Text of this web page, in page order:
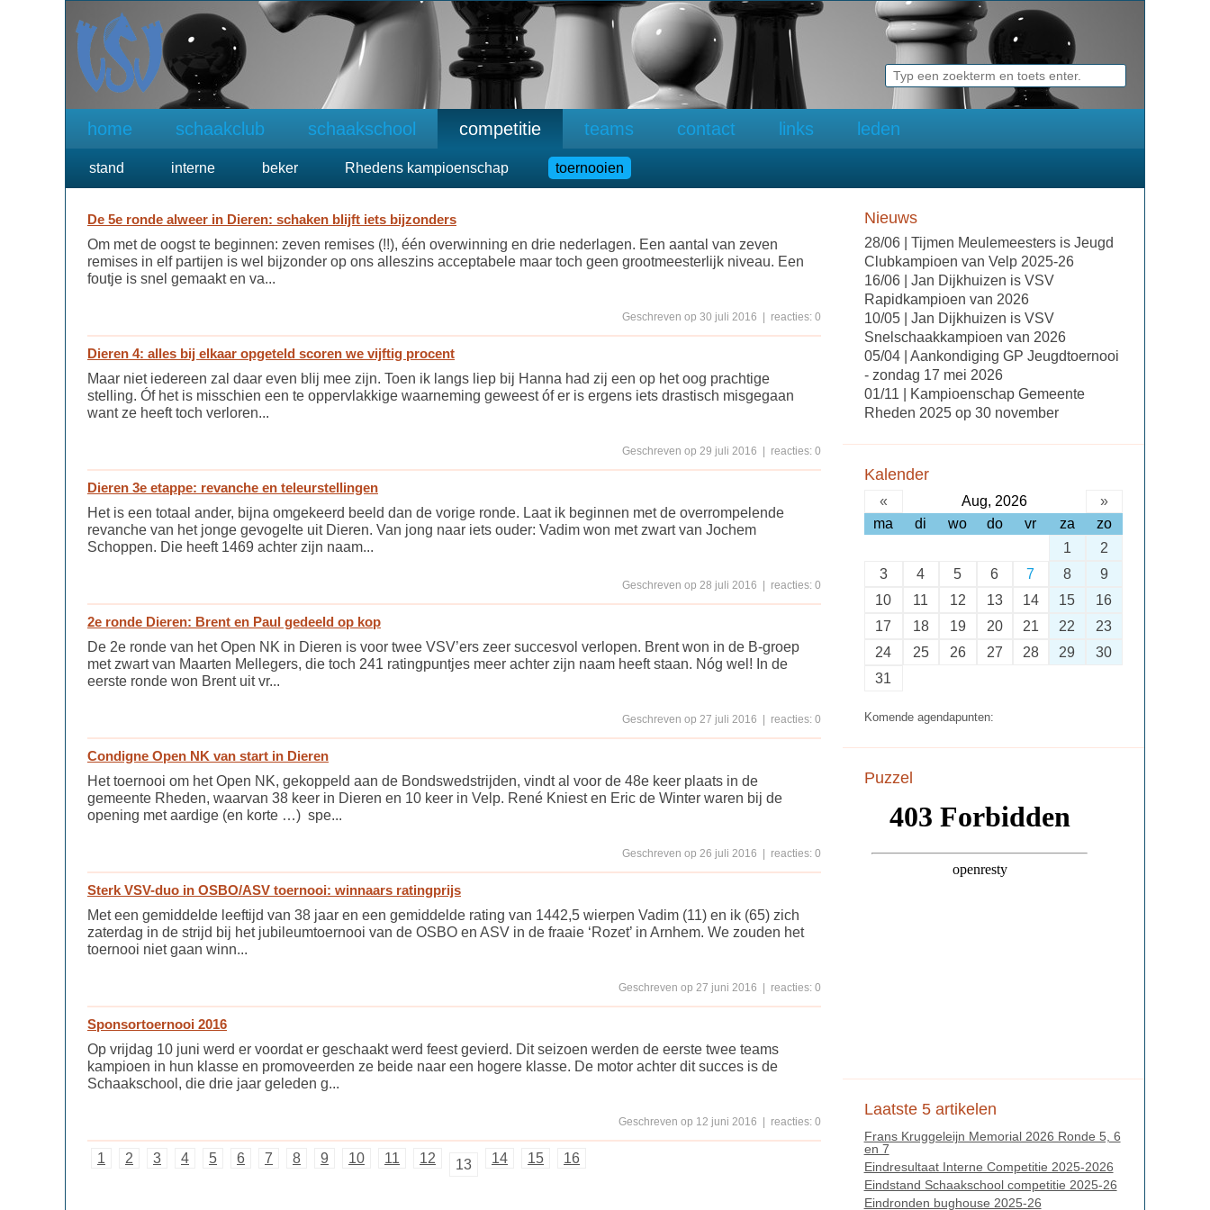
home schaakclub schaakschool competitie teams contact links leden
stand interne beker Rhedens kampioenschap toernooien
De 5e ronde alweer in Dieren: schaken blijft iets bijzonders
Om met de oogst te beginnen: zeven remises (!!), één overwinning en drie nederlagen. Een aantal van zeven
remises in elf partijen is wel bijzonder op ons alleszins acceptabele maar toch geen grootmeesterlijk niveau. Een
foutje is snel gemaakt en va...
Geschreven op 30 juli 2016 | reacties: 0
Dieren 4: alles bij elkaar opgeteld scoren we vijftig procent
Maar niet iedereen zal daar even blij mee zijn. Toen ik langs liep bij Hanna had zij een op het oog prachtige
stelling. Óf het is misschien een te oppervlakkige waarneming geweest óf er is ergens iets drastisch misgegaan
want ze heeft toch verloren...
Geschreven op 29 juli 2016 | reacties: 0
Dieren 3e etappe: revanche en teleurstellingen
Het is een totaal ander, bijna omgekeerd beeld dan de vorige ronde. Laat ik beginnen met de overrompelende
revanche van het jonge gevogelte uit Dieren. Van jong naar iets ouder: Vadim won met zwart van Jochem
Schoppen. Die heeft 1469 achter zijn naam...
Geschreven op 28 juli 2016 | reacties: 0
2e ronde Dieren: Brent en Paul gedeeld op kop
De 2e ronde van het Open NK in Dieren is voor twee VSV’ers zeer succesvol verlopen. Brent won in de B-groep
met zwart van Maarten Mellegers, die toch 241 ratingpuntjes meer achter zijn naam heeft staan. Nóg wel! In de
eerste ronde won Brent uit vr...
Geschreven op 27 juli 2016 | reacties: 0
Condigne Open NK van start in Dieren
Het toernooi om het Open NK, gekoppeld aan de Bondswedstrijden, vindt al voor de 48e keer plaats in de
gemeente Rheden, waarvan 38 keer in Dieren en 10 keer in Velp. René Kniest en Eric de Winter waren bij de
opening met aardige (en korte …) spe...
Geschreven op 26 juli 2016 | reacties: 0
Sterk VSV-duo in OSBO/ASV toernooi: winnaars ratingprijs
Met een gemiddelde leeftijd van 38 jaar en een gemiddelde rating van 1442,5 wierpen Vadim (11) en ik (65) zich
zaterdag in de strijd bij het jubileumtoernooi van de OSBO en ASV in de fraaie ‘Rozet’ in Arnhem. We zouden het
toernooi niet gaan winn...
Geschreven op 27 juni 2016 | reacties: 0
Sponsortoernooi 2016
Op vrijdag 10 juni werd er voordat er geschaakt werd feest gevierd. Dit seizoen werden de eerste twee teams
kampioen in hun klasse en promoveerden ze beide naar een hogere klasse. De motor achter dit succes is de
Schaakschool, die drie jaar geleden g...
Geschreven op 12 juni 2016 | reacties: 0
1 2 3 4 5 6 7 8 9 10 11 12 13 14 15 16
Nieuws
28/06 | Tijmen Meulemeesters is Jeugd
Clubkampioen van Velp 2025-26
16/06 | Jan Dijkhuizen is VSV
Rapidkampioen van 2026
10/05 | Jan Dijkhuizen is VSV
Snelschaakkampioen van 2026
05/04 | Aankondiging GP Jeugdtoernooi
- zondag 17 mei 2026
01/11 | Kampioenschap Gemeente
Rheden 2025 op 30 november
Kalender
« Aug, 2026
»
ma
di wo do vr za
zo
1
2
3
4 5 6 7 8
9
10
11 12 13 14 15
16
17
18 19 20 21 22
23
24
25 26 27 28 29
30
31
Komende agendapunten:
Puzzel
Laatste 5 artikelen
Frans Kruggeleijn Memorial 2026 Ronde 5, 6
en 7
Eindresultaat Interne Competitie 2025-2026
Eindstand Schaakschool competitie 2025-26
Eindronden bughouse 2025-26